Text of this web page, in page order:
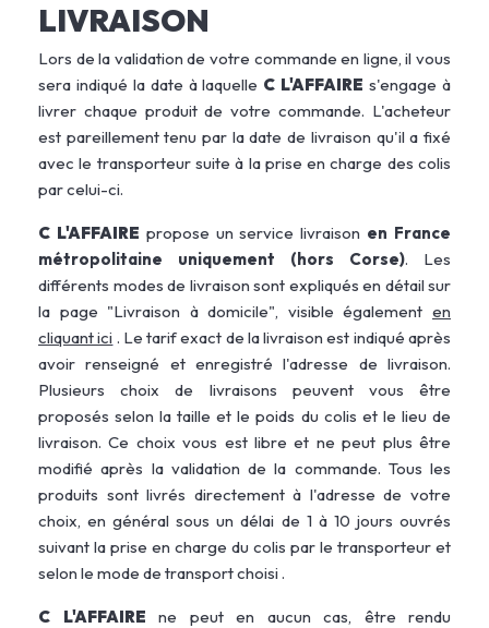
LIVRAISON
Lors de la validation de votre commande en ligne, il vous
sera indiqué la date à laquelle C L'AFFAIRE s'engage à
livrer chaque produit de votre commande. L'acheteur
est pareillement tenu par la date de livraison qu'il a fixé
avec le transporteur suite à la prise en charge des colis
par celui-ci.
C L'AFFAIRE propose un service livraison en France
métropolitaine uniquement (hors Corse). Les
différents modes de livraison sont expliqués en détail sur
la page "Livraison à domicile", visible également en
cliquant ici . Le tarif exact de la livraison est indiqué après
avoir renseigné et enregistré l'adresse de livraison.
Plusieurs choix de livraisons peuvent vous être
proposés selon la taille et le poids du colis et le lieu de
livraison. Ce choix vous est libre et ne peut plus être
modifié après la validation de la commande. Tous les
produits sont livrés directement à l'adresse de votre
choix, en général sous un délai de 1 à 10 jours ouvrés
suivant la prise en charge du colis par le transporteur et
selon le mode de transport choisi .
C L'AFFAIRE ne peut en aucun cas, être rendu